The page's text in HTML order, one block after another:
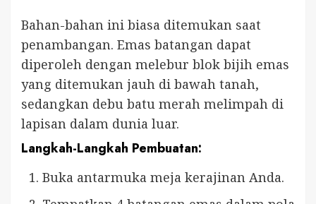
Bahan-bahan ini biasa ditemukan saat
penambangan. Emas batangan dapat
diperoleh dengan melebur blok bijih emas
yang ditemukan jauh di bawah tanah,
sedangkan debu batu merah melimpah di
lapisan dalam dunia luar.
Langkah-Langkah Pembuatan:
Buka antarmuka meja kerajinan Anda.